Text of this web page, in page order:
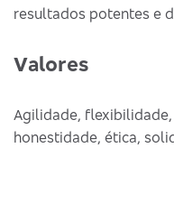
resultados potentes e
Valores
Agilidade,
honestidade, ética,